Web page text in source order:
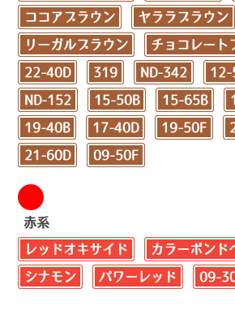
ココアブラウン ヤララブラウン
リーガルブラウン チョコレート
22-40D 319 ND-342 12-
ND-152 15-50B 15-65B
19-40B 17-40D 19-50F
21-60D 09-50F
赤系
レッドオキサイド カラーボンド
シナモン パワーレッド 09-